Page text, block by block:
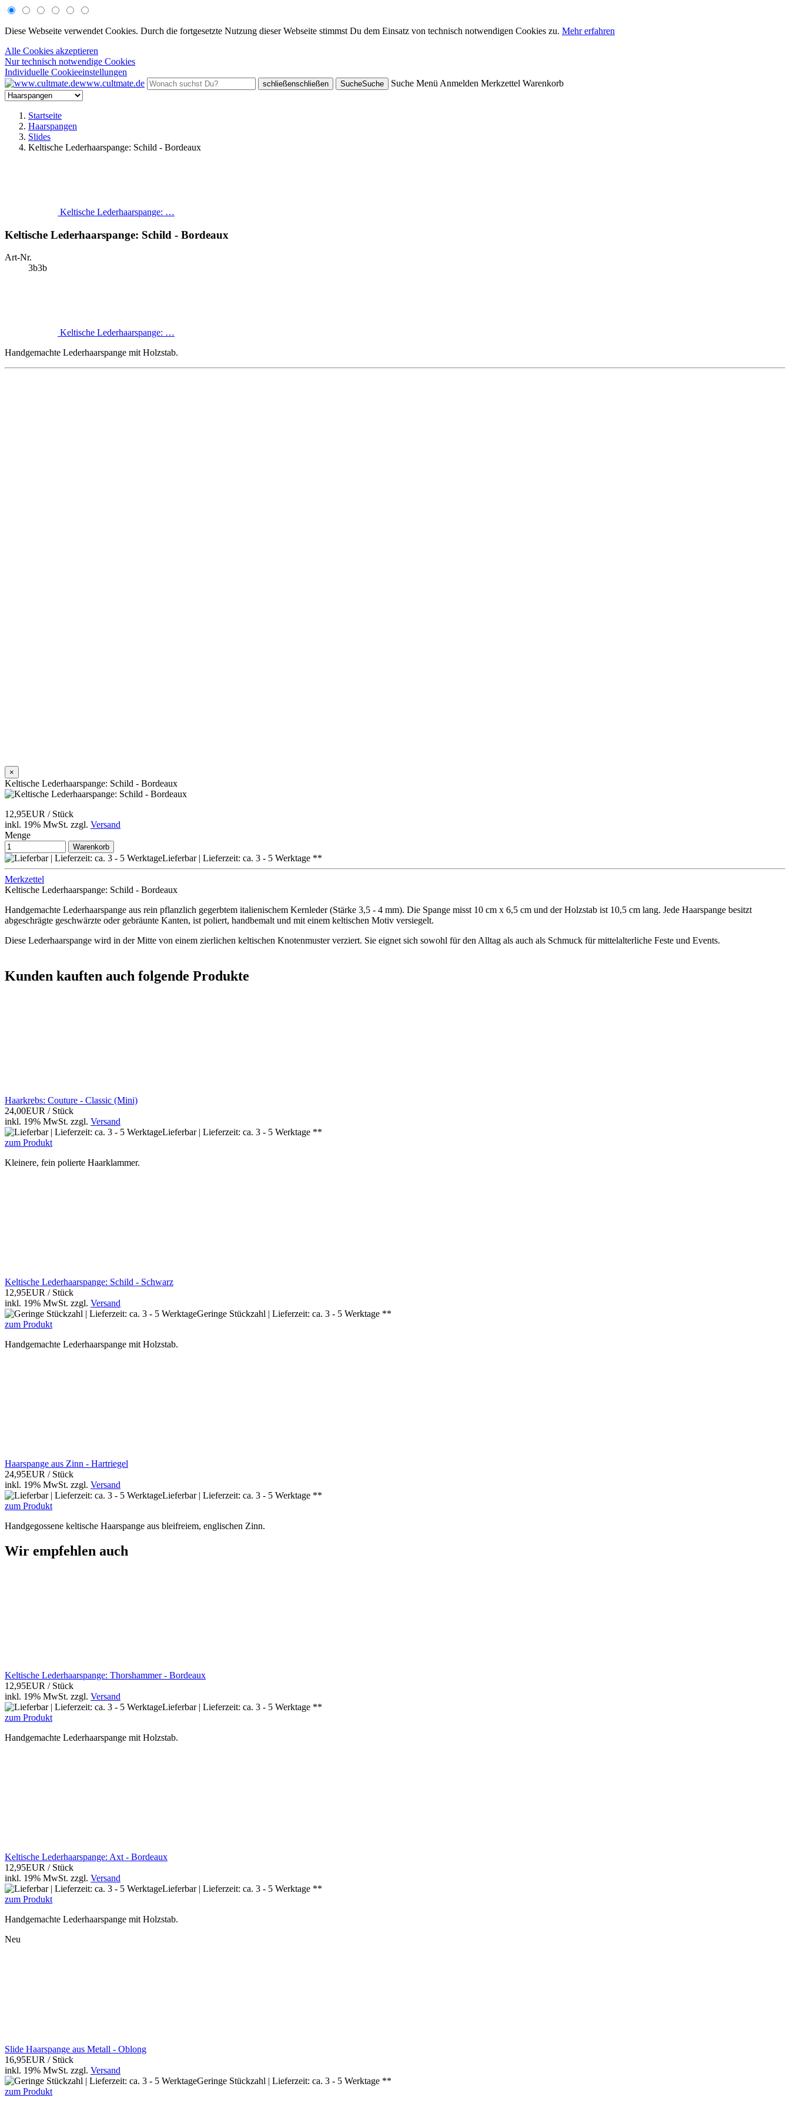
Diese Webseite verwendet Cookies. Durch die fortgesetzte Nutzung dieser Webseite stimmst Du dem Einsatz von technisch notwendigen Cookies zu. Mehr erfahren
Alle Cookies akzeptieren
Nur technisch notwendige Cookies
Individuelle Cookieeinstellungen
www.cultmate.de
schließenschließen SucheSuche Suche Menü Anmelden Merkzettel Warenkorb
Startseite
Haarspangen
Slides
Keltische Lederhaarspange: Schild - Bordeaux
Keltische Lederhaarspange: …
Keltische Lederhaarspange: Schild - Bordeaux
Art-Nr.
3b3b
Keltische Lederhaarspange: …
Handgemachte Lederhaarspange mit Holzstab.
×
Keltische Lederhaarspange: Schild - Bordeaux
12,95EUR / Stück
inkl. 19% MwSt. zzgl. Versand
Menge
Warenkorb
Lieferbar | Lieferzeit: ca. 3 - 5 Werktage **
Merkzettel
Keltische Lederhaarspange: Schild - Bordeaux
Handgemachte Lederhaarspange aus rein pflanzlich gegerbtem italienischem Kernleder (Stärke 3,5 - 4 mm). Die Spange misst 10 cm x 6,5 cm und der Holzstab ist 10,5 cm lang. Jede Haarspange besitzt
abgeschrägte geschwärzte oder gebräunte Kanten, ist poliert, handbemalt und mit einem keltischen Motiv versiegelt.
Diese Lederhaarspange wird in der Mitte von einem zierlichen keltischen Knotenmuster verziert. Sie eignet sich sowohl für den Alltag als auch als Schmuck für mittelalterliche Feste und Events.
Kunden kauften auch folgende Produkte
Haarkrebs: Couture - Classic (Mini)
24,00EUR / Stück
inkl. 19% MwSt. zzgl. Versand
Lieferbar | Lieferzeit: ca. 3 - 5 Werktage **
zum Produkt
Kleinere, fein polierte Haarklammer.
Keltische Lederhaarspange: Schild - Schwarz
12,95EUR / Stück
inkl. 19% MwSt. zzgl. Versand
Geringe Stückzahl | Lieferzeit: ca. 3 - 5 Werktage **
zum Produkt
Handgemachte Lederhaarspange mit Holzstab.
Haarspange aus Zinn - Hartriegel
24,95EUR / Stück
inkl. 19% MwSt. zzgl. Versand
Lieferbar | Lieferzeit: ca. 3 - 5 Werktage **
zum Produkt
Handgegossene keltische Haarspange aus bleifreiem, englischen Zinn.
Wir empfehlen auch
Keltische Lederhaarspange: Thorshammer - Bordeaux
12,95EUR / Stück
inkl. 19% MwSt. zzgl. Versand
Lieferbar | Lieferzeit: ca. 3 - 5 Werktage **
zum Produkt
Handgemachte Lederhaarspange mit Holzstab.
Keltische Lederhaarspange: Axt - Bordeaux
12,95EUR / Stück
inkl. 19% MwSt. zzgl. Versand
Lieferbar | Lieferzeit: ca. 3 - 5 Werktage **
zum Produkt
Handgemachte Lederhaarspange mit Holzstab.
Neu
Slide Haarspange aus Metall - Oblong
16,95EUR / Stück
inkl. 19% MwSt. zzgl. Versand
Geringe Stückzahl | Lieferzeit: ca. 3 - 5 Werktage **
zum Produkt